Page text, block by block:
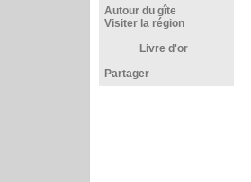
Autour du gîte
Visiter la région
Livre d'or
Partager